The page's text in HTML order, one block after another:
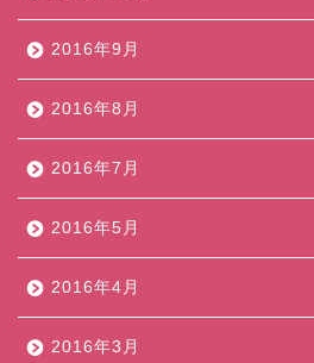
2016年9月
2016年8月
2016年7月
2016年5月
2016年4月
2016年3月